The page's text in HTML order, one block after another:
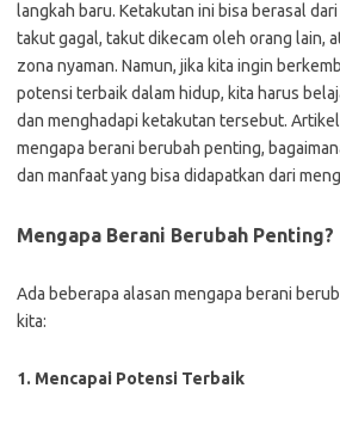
langkah baru. Ketakutan ini bisa berasal
takut gagal, takut dikecam oleh orang lain,
zona nyaman. Namun, jika kita ingin
potensi terbaik dalam hidup, kita harus
dan menghadapi ketakutan tersebut.
mengapa berani berubah penting,
dan manfaat yang bisa didapatkan dari
Mengapa Berani Berubah Penting?
Ada beberapa alasan mengapa berani
kita:
1. Mencapai Potensi Terbaik